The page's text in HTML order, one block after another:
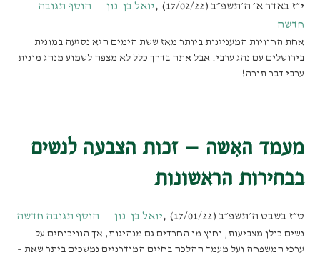
י״ז באדר א׳ ה׳תשפ״ב (17/02/22) , יואל בן-נון
הוסף תגובה
חדשה
אחת החוויות המעניינות ביותר מאז ששת הימים היא נסיעה במונית
בירושלים עם נהג ערבי. אבל אתה בדרך כלל לא מצפה לשמוע מנהג מונית
ערבי דבר תורה!
מעמד האִשה – זכות הצבעה לנשים
בבחירות הראשונות
ט״ז בשבט ה׳תשפ״ב (17/01/22) , יואל בן-נון הוסף תגובה חדשה
נשים כולן מצביעות, וחוץ מן החרדים גם מנהיגות, אך הוויכוחים על
ערכי המשפחה ועל מעמד ההלכה בחיים המודרניים נמשכים ביתר שאת –